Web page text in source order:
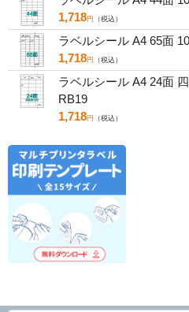
1,718円 （税込）
ラベルシール A4 65面
1,718円 （税込）
ラベルシール A4 24面
RB19
1,718円 （税込）